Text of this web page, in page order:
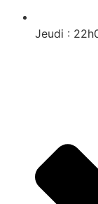
Jeudi :